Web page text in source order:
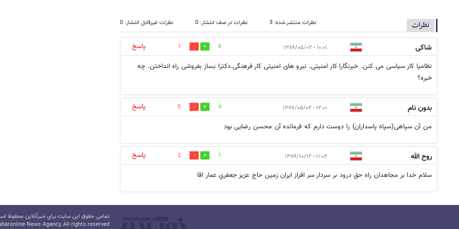
نظرات نظرات منتشر شده: 3 نظرات در صف انتشار: 0 نظرات غیرقابل انتشار: 0
شاکی ۱۰:۰۱ - ۱۳۸۹/۰۵/۰۲ 6
1
پاسخ
نظامیا کار سیاسی می کنن. خبرنگارا کار امنیتی. نیرو های امنیتی کار فرهنگی.دکترا بساز بفروشی راه انداختن. چه
خبره؟
بدون نام ۱۲:۰۱ - ۱۳۸۹/۰۵/۰۲ 4
0
پاسخ
من آن سپاهی(سپاه پاسداران) را دوست دارم که فرمانده آن محسن رضایی بود
روح الله ۱۱:۰۲ - ۱۳۸۹/۱۰/۱۲ 1
2
پاسخ
سلام خدا بر مجاهدان راه حق درود بر سردار سر افراز ايران زمين حاج عزيز جعفري عمار اقا
تمامی حقوق این سایت برای خبرآنلاین محفوظ
News Agancy, All rights reserved